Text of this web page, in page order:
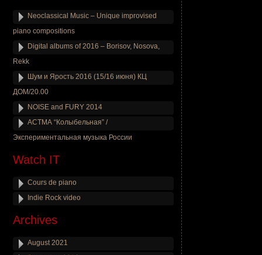
Neoclassical Music – Unique improvised
piano compositions
Digital albums of 2016 – Borisov, Nosova,
Rekk
Шум и Ярость 2016 (15/16 июня) КЦ
ДОМ/20.00
NOISE and FURY 2014
АСТМА “Колыбельная” /
Экспериментальная музыка России
Watch IT
Cours de piano
Indie Rock video
Archives
August 2021